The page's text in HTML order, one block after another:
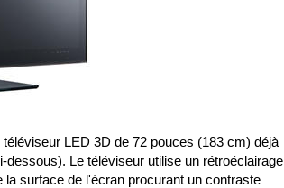
LED 3D de 72 pouces (183 cm) déjà
Le téléviseur utilise un rétroéclairage
surface de l'écran procurant un contraste